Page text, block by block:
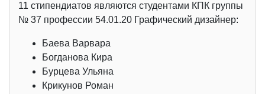
11 стипендиатов являются студентами КПК группы
№ 37 профессии 54.01.20 Графический дизайнер:
Баева Варвара
Богданова Кира
Бурцева Ульяна
Крикунов Роман